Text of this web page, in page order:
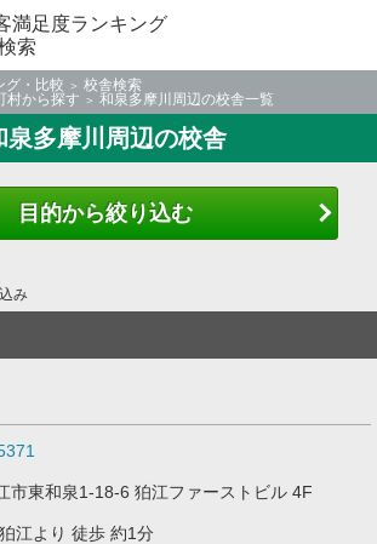
満足度ランキング
索
グ・比較
校舎検索
村から探す
和泉多摩川周辺の校舎一覧
泉多摩川周辺の校舎
目的から絞り込む
み
市東和泉1-18-6 狛江ファーストビル 4F
江より 徒歩 約1分